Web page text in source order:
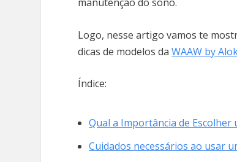
Logo, nesse artigo vamos te
dicas de modelos daWAAW by
Índice:
Qual a Importância de Escolher
Cuidados necessários ao usar